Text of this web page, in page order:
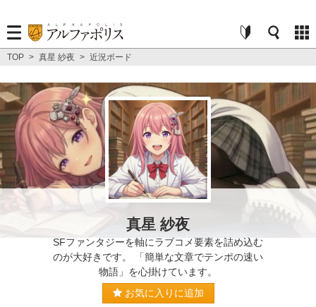
TOP > 真星 紗夜 > 近況ボード
真星 紗夜
SFファンタジーを軸にラブコメ要素を詰め込む
のが大好きです。 「簡単な文章でテンポの速い
物語」を心掛けています。
お気に入りに追加